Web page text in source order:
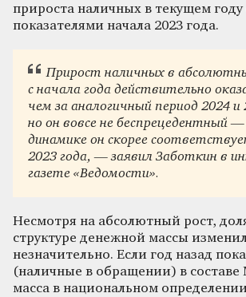
прироста наличных в текущем году
показателями начала 2023 года.
Прирост наличных в
с начала года действительно
чем за аналогичный период 2024 и
но он вовсе не беспрецедентный —
динамике он скорее
2023 года, — заявил Заботкин в
газете «Ведомости».
Несмотря на абсолютный рост,
структуре денежной массы
незначительно. Если год назад
(наличные в обращении) в составе
масса в национальном